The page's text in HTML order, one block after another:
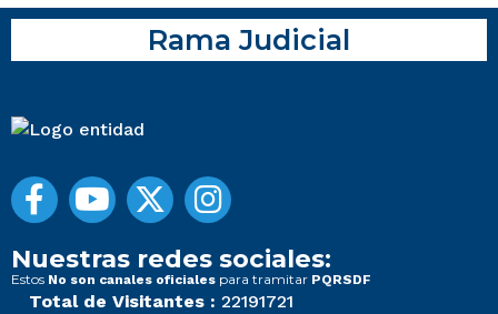
Rama Judicial
Nuestras redes sociales:
Estos No son canales oficiales para tramitar PQRSDF
Total de Visitantes : 22191721